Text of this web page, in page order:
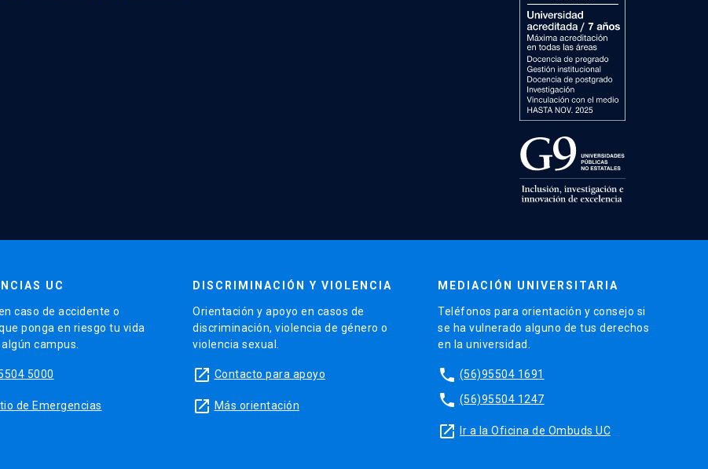
UC
caso de accidente o
ponga en riesgo tu vida
campus.
5000
de Emergencias
DISCRIMINACIÓN Y VIOLENCIA
Orientación y apoyo en casos de
discriminación, violencia de género o
violencia sexual.
launch Contacto para apoyo
launch Más orientación
MEDIACIÓN UNIVERSITARIA
Teléfonos para orientación y consejo si
se ha vulnerado alguno de tus derechos
en la universidad.
phone (56)95504 1691
phone (56)95504 1247
launch Ir a la Oficina de Ombuds UC